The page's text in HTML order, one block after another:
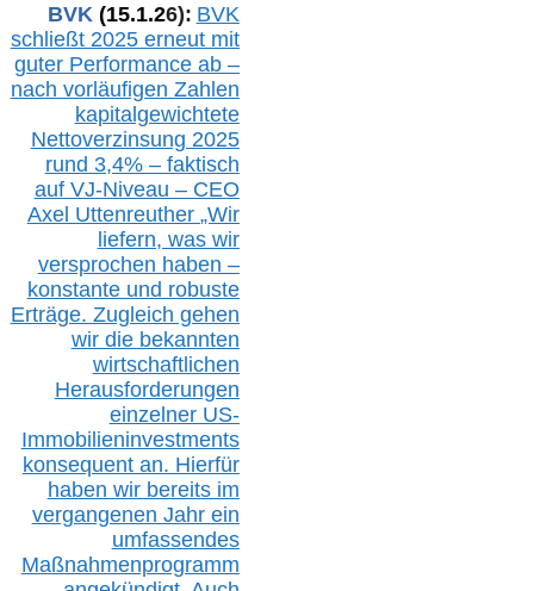
BVK (15.1.26): BVK
schließt 2025 erneut mit
guter Performance ab –
nach vorläufigen Zahlen
kapitalgewichtete
Nettoverzinsung 2025
rund 3,4% – faktisch
auf VJ-Niveau – CEO
Axel Uttenreuther „Wir
liefern, was wir
versprochen haben –
konstante und robuste
Erträge. Zugleich gehen
wir die bekannten
wirtschaftlichen
Herausforderungen
einzelner US-
Immobilieninvestments
konsequent an. Hierfür
haben wir bereits im
vergangenen Jahr ein
umfassendes
Maßnahmenprogramm